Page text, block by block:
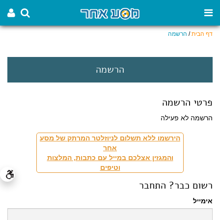
דף הבית/ הרשמה
הרשמה
פרטי הרשמה
הרשמה לא פעילה
הירשמו ללא תשלום לניוזלטר המרתק של מסע
אחר
והמגזין אצלכם במייל עם כתבות, המלצות
וטיפים
רשום כבר? התחבר
אימייל